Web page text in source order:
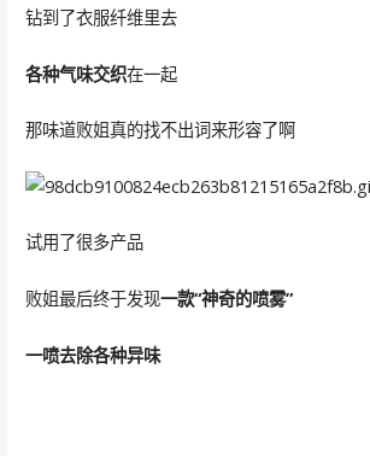
钻到了衣服纤维里去
各种气味交织在一起
那味道败姐真的找不出词来形容了啊
试用了很多产品
败姐最后终于发现一款“神奇的喷雾”
一喷去除各种异味